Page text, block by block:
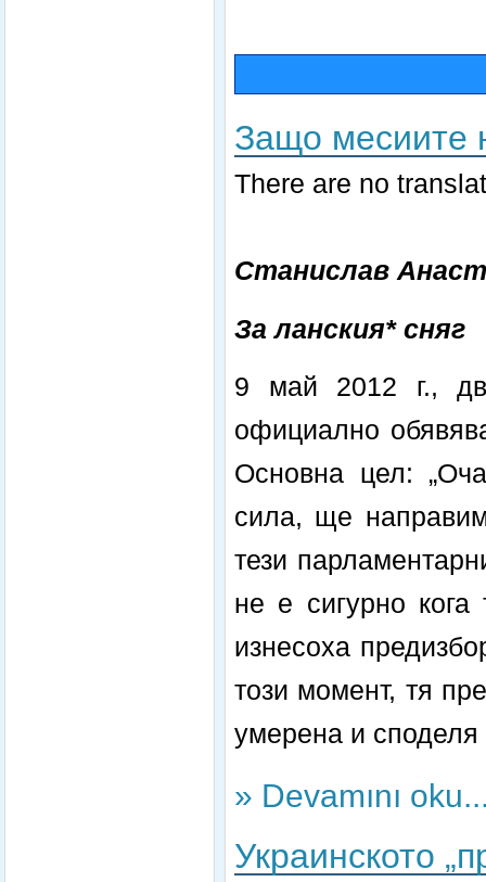
Защо месиите
There are no
Станислав
За ланския* сняг
9 май 2012 г.,
официално
Основна цел:
сила, ще
тези
не е сигурно
изнесоха
този момент, тя
умерена и споделя
» Devamını
Украинското